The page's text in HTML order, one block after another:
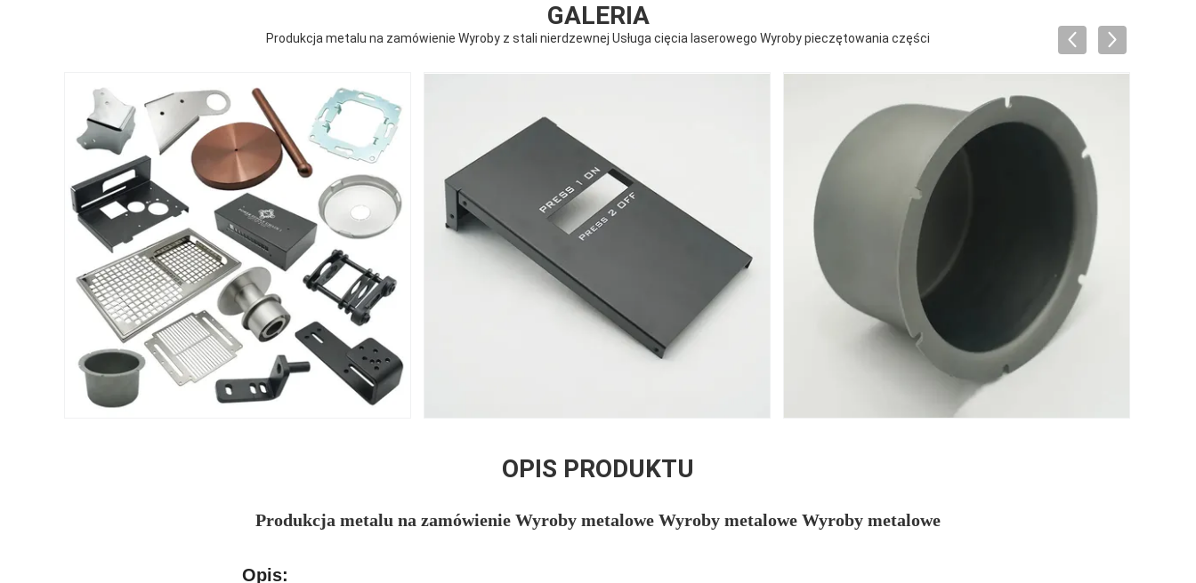
GALERIA
Produkcja metalu na zamówienie Wyroby z stali nierdzewnej Usługa cięcia laserowego Wyroby pieczętowania części
OPIS PRODUKTU
Produkcja metalu na zamówienie Wyroby metalowe Wyroby metalowe Wyroby metalowe
Opis: